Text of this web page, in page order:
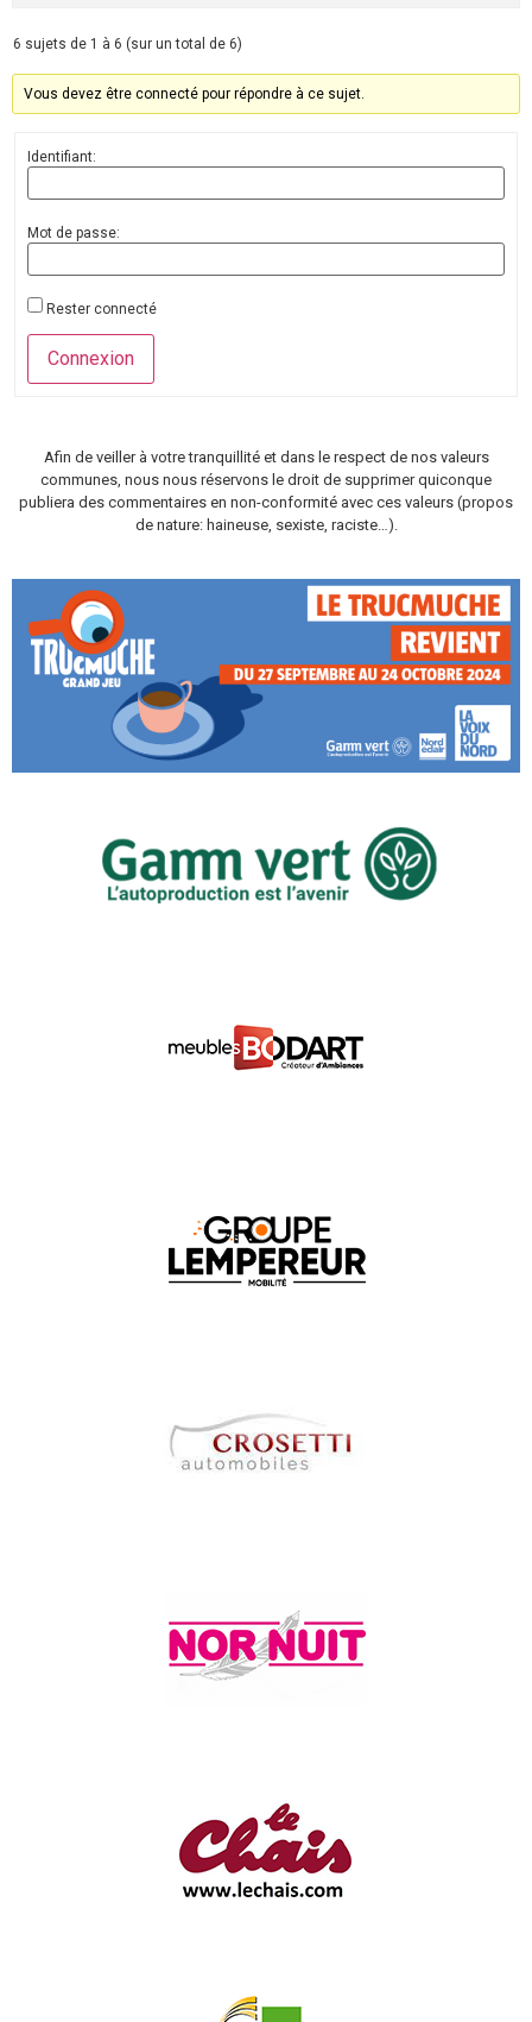
6 sujets de 1 à 6 (sur un total de 6)
Vous devez être connecté pour répondre à ce sujet.
Identifiant:
Mot de passe:
Rester connecté
Connexion
Afin de veiller à votre tranquillité et dans le respect de nos valeurs
communes, nous nous réservons le droit de supprimer quiconque
publiera des commentaires en non-conformité avec ces valeurs (propos
de nature: haineuse, sexiste, raciste…).